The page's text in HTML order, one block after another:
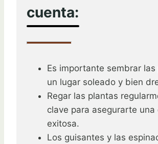
cuenta:
Es importante sembrar las
un lugar soleado y bien
Regar las plantas
clave para asegurarte una
exitosa.
Los guisantes y las